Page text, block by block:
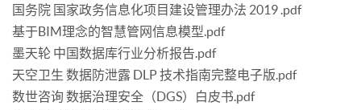
国务院 国家政务信息化项目建设管理办法 2019 .pdf
基于BIM理念的智慧管网信息模型.pdf
墨天轮 中国数据库行业分析报告.pdf
天空卫生 数据防泄露 DLP 技术指南完整电子版.pdf
数世咨询 数据治理安全（DGS）白皮书.pdf